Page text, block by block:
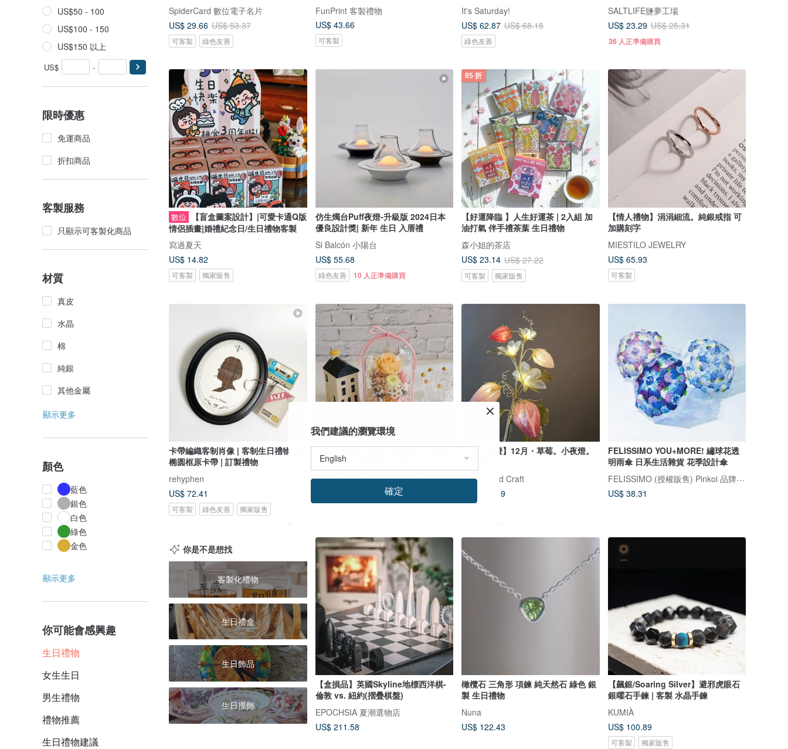
US$50 - 100
US$100 - 150
US$150 以上
US$ -
限時優惠
免運商品
折扣商品
客製服務
只顯示可客製化商品
材質
真皮
水晶
棉
純銀
其他金屬
顯示更多
顏色
藍色
銀色
白色
綠色
金色
顯示更多
你可能會感興趣
生日禮物
女生生日
男生禮物
禮物推薦
生日禮物建議
SpiderCard 數位電子名片
US$ 29.66 US$ 53.37
可客製 綠色友善
FunPrint 客製禮物
US$ 43.66
可客製
It's Saturday!
US$ 62.87 US$ 68.15
綠色友善
SALTLIFE鹽夢工場
US$ 23.29 US$ 25.31
36 人正準備購買
數位
【盲盒圖案設計】|可愛卡通Q版
情侶插畫|婚禮紀念日/生日禮物客製
寫過夏天
US$ 14.82
可客製 獨家販售
仿生燭台Puff夜燈-升級版 2024日本
優良設計獎| 新年 生日 入厝禮
Si Balcón 小陽台
US$ 55.68
綠色友善 10 人正準備購買
85 折
【好運降臨 】人生好運茶 | 2入組 加
油打氣 伴手禮茶葉 生日禮物
森小姐的茶店
US$ 23.14 US$ 27.22
可客製 獨家販售
【情人禮物】涓涓細流。純銀戒指 可
加購刻字
MIESTILO JEWELRY
US$ 65.93
可客製
卡帶編織客制肖像 | 客制生日禮物 | 附
椭圆框原卡帶 | 訂製禮物
rehyphen
US$ 72.41
可客製 綠色友善 獨家販售
永生花玻璃罩.花盅 祝賀花禮 升遷.生
日禮物.情人節禮物.教師節
Kodawari Plant Art Workshop
【誕生花燈】12月・草莓。小夜燈。
生日禮物
Bettina and Craft
US$ 136.19
FELISSIMO YOU+MORE! 繡球花透
明雨傘 日系生活雜貨 花季設計傘
FELISSIMO (授權販售) Pinkoi 品牌形象館
US$ 38.31
你是不是想找
客製化禮物
生日禮盒
生日飾品
生日擺飾
【盒損品】英國Skyline地標西洋棋-
倫敦 vs. 紐約(摺疊棋盤)
EPOCHSIA 夏潮選物店
US$ 211.58
橄欖石 三角形 項鍊 純天然石 綠色 銀
製 生日禮物
Nuna
US$ 122.43
【飆銀/Soaring Silver】避邪虎眼石
銀曜石手鍊 | 客製 水晶手鍊
KUMIÀ
US$ 100.89
可客製 獨家販售
我們建議的瀏覽環境
確定